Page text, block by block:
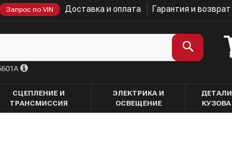
Запрос по VIN Доставка и оплата Гарантия и возврат
СЦЕПЛЕНИЕ И
ТРАНСМИССИЯ
ЭЛЕКТРИКА И
ОСВЕЩЕНИЕ
ДЕТАЛИ
КУЗОВА